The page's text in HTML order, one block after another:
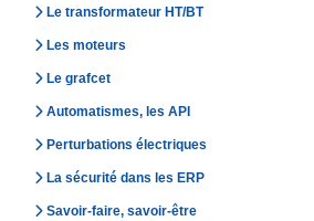
Le transformateur HT/BT
Les moteurs
Le grafcet
Automatismes, les API
Perturbations électriques
La sécurité dans les ERP
Savoir-faire, savoir-être